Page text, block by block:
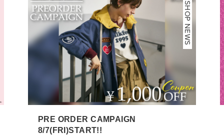
NEWS
SHOP NEWS
PRE ORDER CAMPAIGN
8/7(FRI)START!!